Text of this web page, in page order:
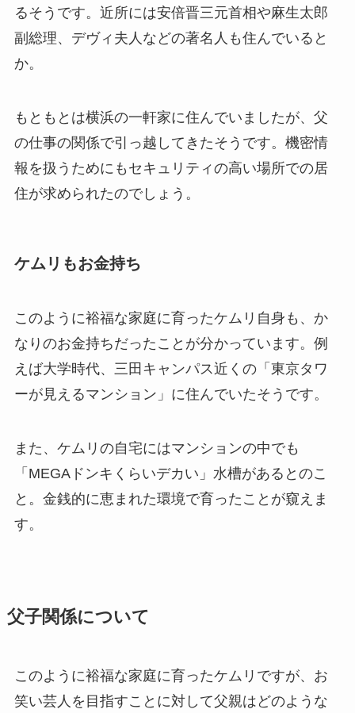
るそうです。近所には安倍晋三元首相や麻生太郎
副総理、デヴィ夫人などの著名人も住んでいると
か。
もともとは横浜の一軒家に住んでいましたが、父
の仕事の関係で引っ越してきたそうです。機密情
報を扱うためにもセキュリティの高い場所での居
住が求められたのでしょう。
ケムリもお金持ち
このように裕福な家庭に育ったケムリ自身も、か
なりのお金持ちだったことが分かっています。例
えば大学時代、三田キャンパス近くの「東京タワ
ーが見えるマンション」に住んでいたそうです。
また、ケムリの自宅にはマンションの中でも
「MEGAドンキくらいデカい」水槽があるとのこ
と。金銭的に恵まれた環境で育ったことが窺えま
す。
父子関係について
このように裕福な家庭に育ったケムリですが、お
笑い芸人を目指すことに対して父親はどのような